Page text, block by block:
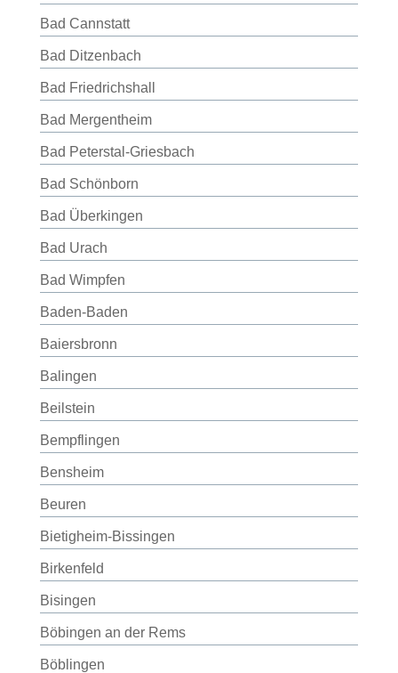
Bad Cannstatt
Bad Ditzenbach
Bad Friedrichshall
Bad Mergentheim
Bad Peterstal-Griesbach
Bad Schönborn
Bad Überkingen
Bad Urach
Bad Wimpfen
Baden-Baden
Baiersbronn
Balingen
Beilstein
Bempflingen
Bensheim
Beuren
Bietigheim-Bissingen
Birkenfeld
Bisingen
Böbingen an der Rems
Böblingen